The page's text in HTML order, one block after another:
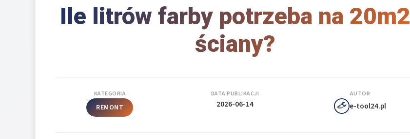
Ile litrów farby potrzeba na 20m2
ściany?
KATEGORIA
REMONT
DATA PUBLIKACJI
2026-06-14
AUTOR
e-tool24.pl